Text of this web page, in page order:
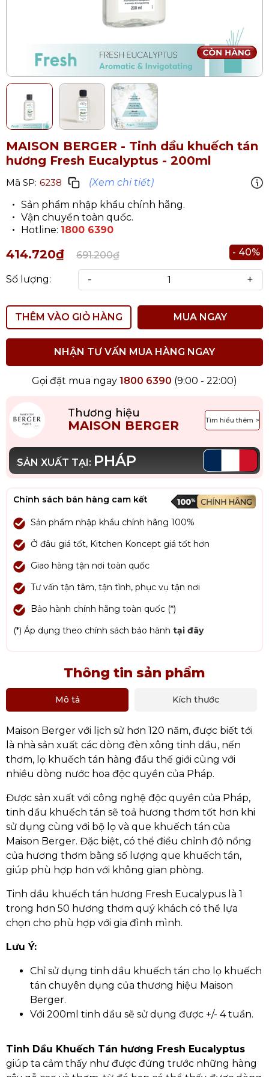
MAISON BERGER - Tinh dầu khuếch tán
hương Fresh Eucalyptus - 200ml
Mã SP: 6238
(Xem chi tiết)
Sản phẩm nhập khẩu chính hãng.
Vận chuyển toàn quốc.
Hotline: 1800 6390
414.720₫ 691.200₫ - 40%
Số lượng: - +
THÊM VÀO GIỎ HÀNG MUA NGAY
NHẬN TƯ VẤN MUA HÀNG NGAY
Gọi đặt mua ngay 1800 6390 (9:00 - 22:00)
Thương hiệu
MAISON BERGER Tìm hiểu thêm >
SẢN XUẤT TẠI: PHÁP
Chính sách bán hàng cam kết
Sản phẩm nhập khẩu chính hãng 100%
Ở đâu giá tốt, Kitchen Koncept giá tốt hơn
Giao hàng tận nơi toàn quốc
Tư vấn tận tâm, tận tình, phục vụ tận nơi
Bảo hành chính hãng toàn quốc (*)
(*) Áp dụng theo chính sách bảo hành tại đây
Thông tin sản phẩm
Mô tả Kích thước
Maison Berger với lịch sử hơn 120 năm, được biết tới
là nhà sản xuất các dòng đèn xông tinh dầu, nến
thơm, lọ khuếch tán hàng đầu thế giới cùng với
nhiều dòng nước hoa độc quyền của Pháp.
Được sản xuất với công nghệ độc quyền của Pháp,
tinh dầu khuếch tán sẽ toả hương thơm tốt hơn khi
sử dụng cùng với bộ lọ và que khuếch tán của
Maison Berger. Đặc biệt, có thể điều chỉnh độ nồng
của hương thơm bằng số lượng que khuếch tán,
giúp phù hợp hơn với không gian phòng.
Tinh dầu khuếch tán hương Fresh Eucalypus là 1
trong hơn 50 hương thơm quý khách có thể lựa
chọn cho phù hợp với gia đình mình.
Lưu Ý:
Chỉ sử dụng tinh dầu khuếch tán cho lọ khuếch
tán chuyên dụng của thương hiệu Maison
Berger.
Với 200ml tinh dầu sẽ sử dụng được +/- 4 tuần.
Tinh Dầu Khuếch Tán hương Fresh Eucalyptus
giúp ta cảm thấy như được đứng trước những hàng